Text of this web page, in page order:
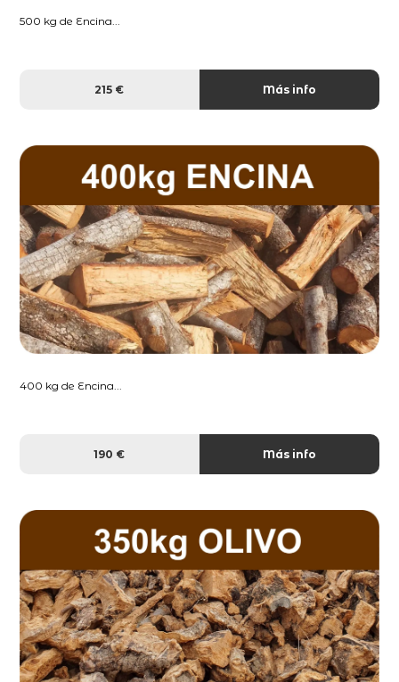
500 kg de Encina...
215 € Más info
400 kg de Encina...
190 € Más info